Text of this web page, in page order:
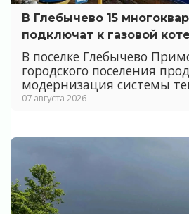
В Глебычево 15
подключат к газовой
В поселке Глебычево
городского поселения
модернизация системы
07 августа 2026